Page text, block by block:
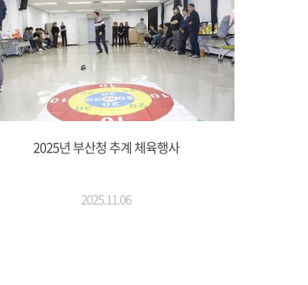
2025년 부산청 추계 체육행사
2025.11.06